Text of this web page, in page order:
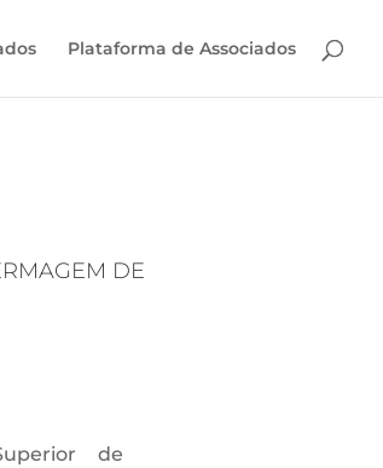
Plataforma de Associados
DE
de